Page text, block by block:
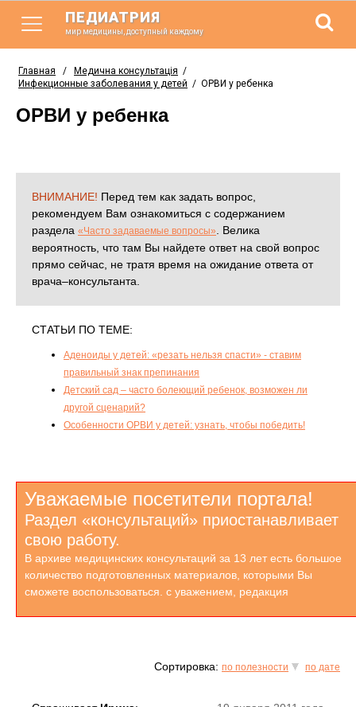
ПЕДИАТРИЯ
мир медицины, доступный каждому
Главная / Медична консультація /
Инфекционные заболевания у детей / ОРВИ у ребенка
ОРВИ у ребенка
ВНИМАНИЕ! Перед тем как задать вопрос,
рекомендуем Вам ознакомиться с содержанием
раздела «Часто задаваемые вопросы»
. Велика
вероятность, что там Вы найдете ответ на свой вопрос
прямо сейчас, не тратя время на ожидание ответа от
врача–консультанта.
СТАТЬИ ПО ТЕМЕ:
Аденоиды у детей: «резать нельзя спасти» - ставим
правильный знак препинания
Детский сад – часто болеющий ребенок, возможен ли
другой сценарий?
Особенности ОРВИ у детей: узнать, чтобы победить!
Уважаемые посетители портала!
Раздел «консультаций» приостанавливает
свою работу.
В архиве медицинских консультаций за 13 лет есть большое
количество подготовленных материалов, которыми Вы
сможете воспользоваться. с уважением, редакция
Сортировка: по полезности по дате